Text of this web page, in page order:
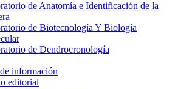
de Anatomía e Identificación de la
de Biotecnología Y Biología
de Dendrocronología
información
editorial